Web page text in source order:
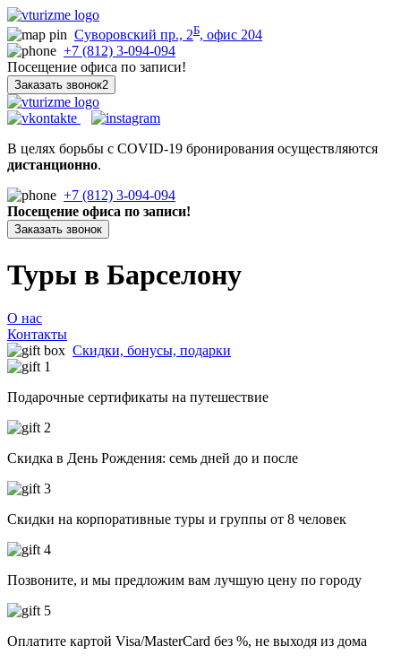
Суворовский пр., 2Б, офис 204
+7 (812) 3-094-094
Посещение офиса по записи!
Заказать звонок2
В целях борьбы с COVID-19 бронирования осуществляются
дистанционно.
+7 (812) 3-094-094
Посещение офиса по записи!
Заказать звонок
Туры в Барселону
О нас
Контакты
Скидки, бонусы, подарки
Подарочные сертификаты на путешествие
Скидка в День Рождения: семь дней до и после
Скидки на корпоративные туры и группы от 8 человек
Позвоните, и мы предложим вам лучшую цену по городу
Оплатите картой Visa/MasterCard без %, не выходя из дома